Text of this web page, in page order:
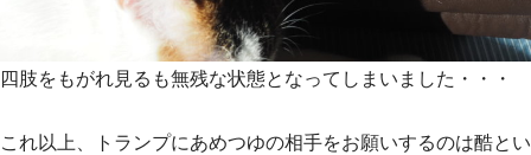
四肢をもがれ見るも無残な状態となってしまいました・・・
これ以上、トランプにあめつゆの相手をお願いするのは酷とい